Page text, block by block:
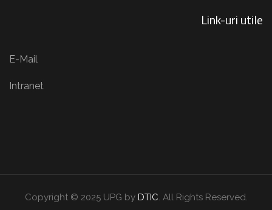
Link-uri utile
E-Mail
Intranet
Copyright © 2025 UPG by DTIC. All Rights Reserved.